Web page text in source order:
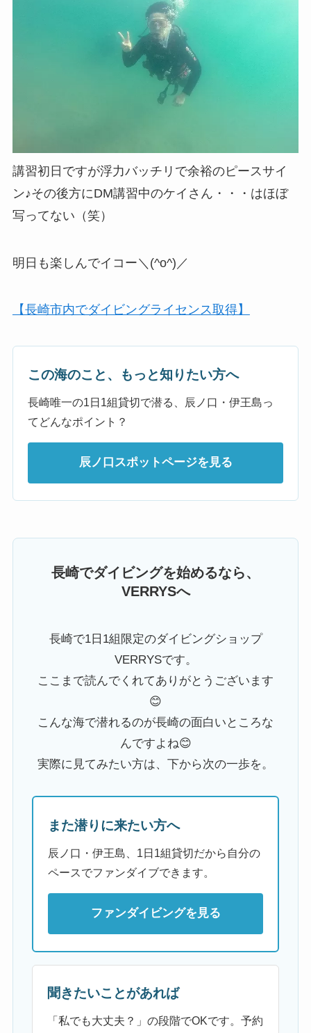
講習初日ですが浮力バッチリで余裕のピースサイ
ン♪その後方にDM講習中のケイさん・・・はほぼ
写ってない（笑）
明日も楽しんでイコー＼(^o^)／
【長崎市内でダイビングライセンス取得】
この海のこと、もっと知りたい方へ
長崎唯一の1日1組貸切で潜る、辰ノ口・伊王島っ
てどんなポイント？
辰ノ口スポットページを見る
長崎でダイビングを始めるなら、
VERRYSへ
長崎で1日1組限定のダイビングショップ
VERRYSです。
ここまで読んでくれてありがとうございます
😊
こんな海で潜れるのが長崎の面白いところな
んですよね😊
実際に見てみたい方は、下から次の一歩を。
また潜りに来たい方へ
辰ノ口・伊王島、1日1組貸切だから自分の
ペースでファンダイブできます。
ファンダイビングを見る
聞きたいことがあれば
「私でも大丈夫？」の段階でOKです。予約